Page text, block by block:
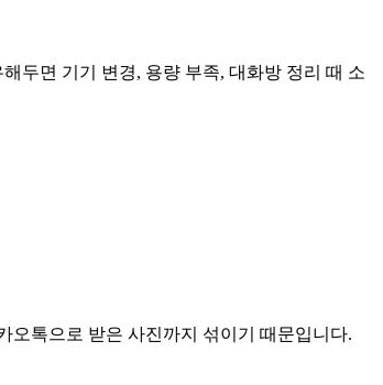
두면 기기 변경, 용량 부족, 대화방 정리 때 소
오톡으로 받은 사진까지 섞이기 때문입니다.